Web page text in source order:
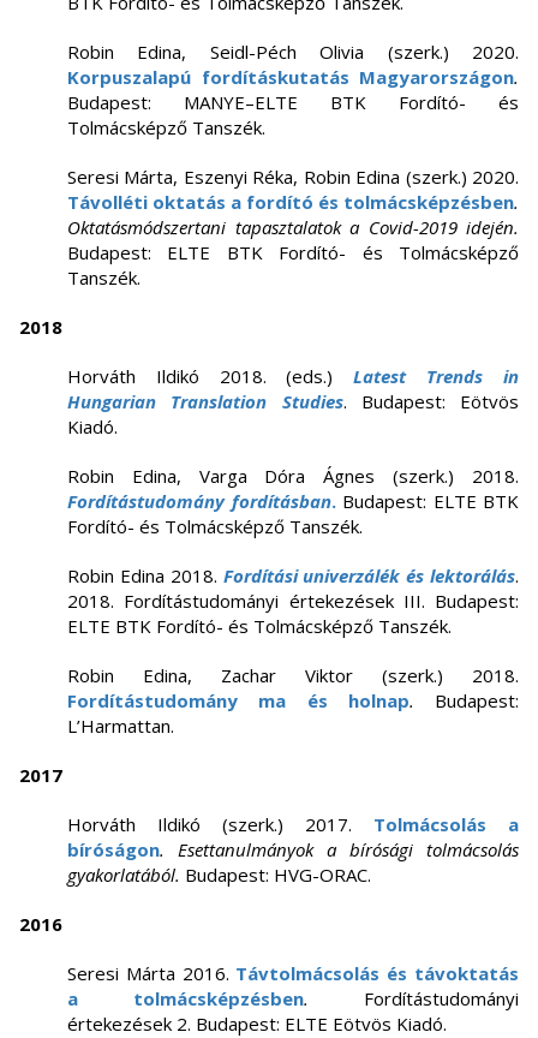
Robin Edina, Seidl-Péch Olivia (szerk.) 2020.
Korpuszalapú fordításkutatás Magyarországon.
Budapest: MANYE–ELTE BTK Fordító- és
Tolmácsképző Tanszék.
Seresi Márta, Eszenyi Réka, Robin Edina (szerk.) 2020.
Távolléti oktatás a fordító és tolmácsképzésben.
Oktatásmódszertani tapasztalatok a Covid-2019 idején.
Budapest: ELTE BTK Fordító- és Tolmácsképző
Tanszék.
2018
Horváth Ildikó 2018. (eds.)Latest Trends in
Hungarian Translation Studies. Budapest: Eötvös
Kiadó.
Robin Edina, Varga Dóra Ágnes (szerk.) 2018.
Fordítástudomány fordításban.Budapest: ELTE BTK
Fordító- és Tolmácsképző Tanszék.
Robin Edina 2018. Fordítási univerzálék és lektorálás.
2018. Fordítástudományi értekezések III. Budapest:
ELTE BTK Fordító- és Tolmácsképző Tanszék.
Robin Edina, Zachar Viktor (szerk.) 2018.
Fordítástudomány ma és holnap. Budapest:
L’Harmattan.
2017
Horváth Ildikó (szerk.) 2017. Tolmácsolás a
bíróságon. Esettanulmányok a bírósági tolmácsolás
gyakorlatából. Budapest: HVG-ORAC.
2016
Seresi Márta 2016. Távtolmácsolás és távoktatás
a tolmácsképzésben. Fordítástudományi
értekezések 2. Budapest: ELTE Eötvös Kiadó.